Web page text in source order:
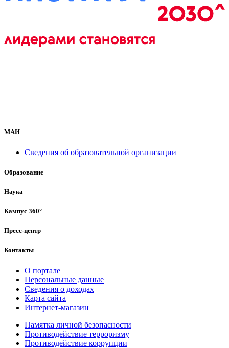
МАИ
Сведения об образовательной организации
Образование
Наука
Кампус 360°
Пресс-центр
Контакты
О портале
Персональные данные
Сведения о доходах
Карта сайта
Интернет-магазин
Памятка личной безопасности
Противодействие терроризму
Противодействие коррупции